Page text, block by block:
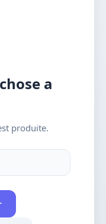
a
produite.